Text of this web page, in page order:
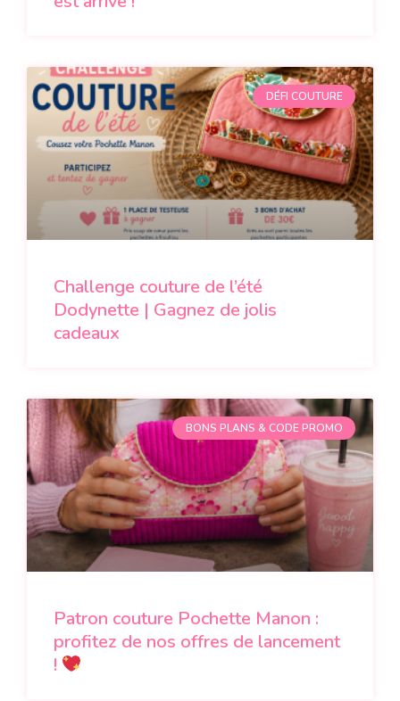
DÉFI COUTURE
Challenge couture de l’été
Dodynette | Gagnez de jolis
cadeaux
BONS PLANS & CODE PROMO
Patron couture Pochette Manon :
profitez de nos offres de lancement
!